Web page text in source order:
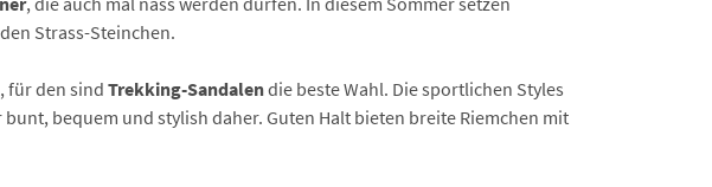
Strass-Steinchen.
für den sind Trekking-Sandalendie beste Wahl. Die sportlichen Styles
bequem und stylish daher. Guten Halt bieten breite Riemchen mit